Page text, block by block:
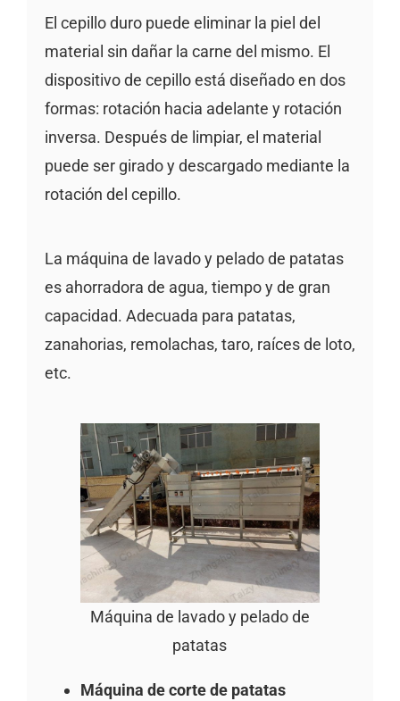
El cepillo duro puede eliminar la piel del
material sin dañar la carne del mismo. El
dispositivo de cepillo está diseñado en dos
formas: rotación hacia adelante y rotación
inversa. Después de limpiar, el material
puede ser girado y descargado mediante la
rotación del cepillo.
La máquina de lavado y pelado de patatas
es ahorradora de agua, tiempo y de gran
capacidad. Adecuada para patatas,
zanahorias, remolachas, taro, raíces de loto,
etc.
Máquina de lavado y pelado de
patatas
Máquina de corte de patatas